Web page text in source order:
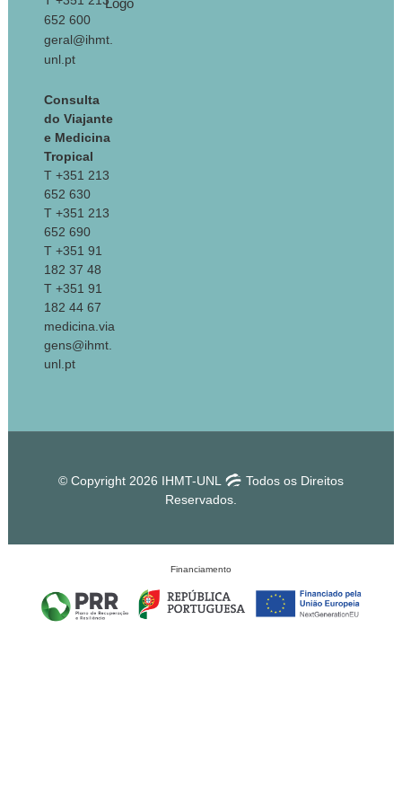
652 600
geral@ihmt.
unl.pt
Consulta
do Viajante
e Medicina
Tropical
T +351 213
652 630
T +351 213
652 690
T +351 91
182 37 48
T +351 91
182 44 67
medicina.via
gens@ihmt.
unl.pt
© Copyright 2026 IHMT-UNL
Todos os Direitos
Reservados.
Financiamento